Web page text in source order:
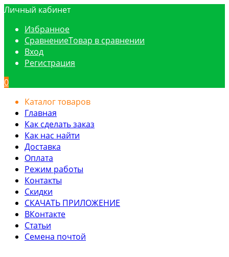
Личный кабинет
Избранное
СравнениеТовар в сравнении
Вход
Регистрация
0
Каталог товаров
Главная
Как сделать заказ
Как нас найти
Доставка
Оплата
Режим работы
Контакты
Скидки
СКАЧАТЬ ПРИЛОЖЕНИЕ
ВКонтакте
Статьи
Семена почтой